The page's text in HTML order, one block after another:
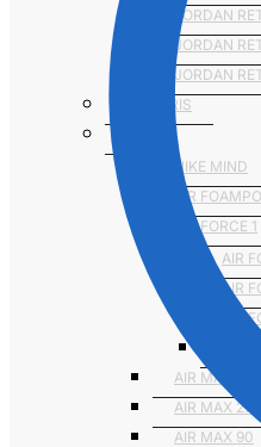
JORDAN
JORDAN
JORDAN
NUMERIS
NIKE MIND
AIR
AIR FORCE 1
AIR
AIR
AIR
AIR
AIR MAX
AIR MAX 270
AIR MAX 90